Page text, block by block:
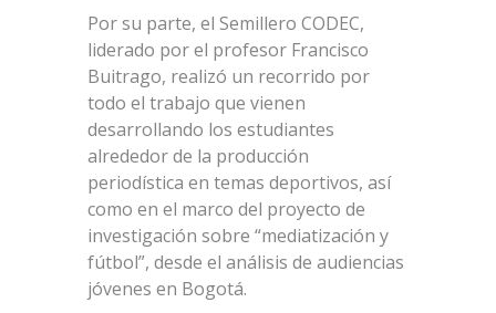
Por su parte, el Semillero CODEC,
liderado por el profesor Francisco
Buitrago, realizó un recorrido por
todo el trabajo que vienen
desarrollando los estudiantes
alrededor de la producción
periodística en temas deportivos, así
como en el marco del proyecto de
investigación sobre “mediatización y
fútbol”, desde el análisis de audiencias
jóvenes en Bogotá.